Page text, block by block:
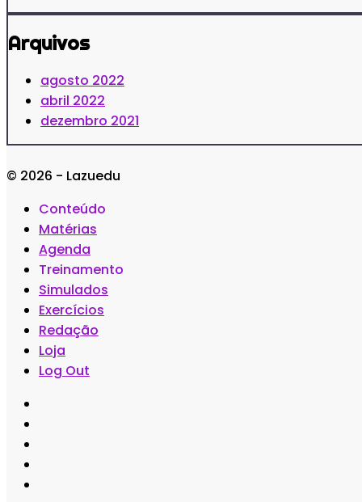
Arquivos
agosto 2022
abril 2022
dezembro 2021
© 2026 - Lazuedu
Conteúdo
Matérias
Agenda
Treinamento
Simulados
Exercícios
Redação
Loja
Log Out